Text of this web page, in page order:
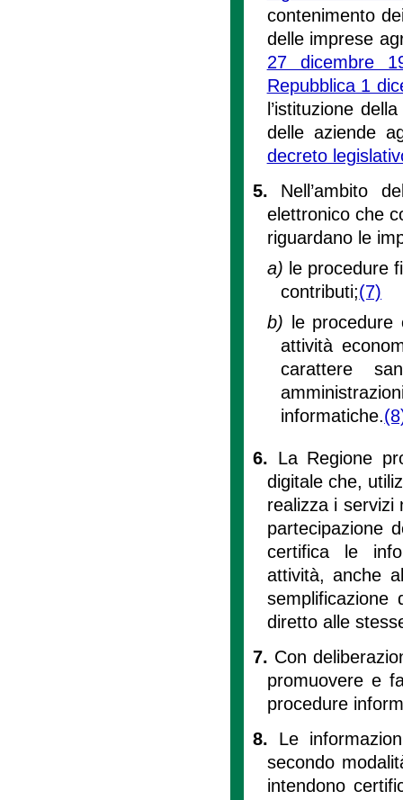
contenimento
delle imprese
27 dicembre
Repubblica 1
l’istituzione
delle aziende
decreto
5. Nell’ambito
elettronico che
riguardano le
a) le procedure
contributi;(7)
b)
le
attività
carattere
informatiche.
6. La Regione
digitale che,
realizza i servizi
partecipazione
certifica le
attività, anche
semplificazione
diretto alle
7. Con
promuovere e
procedure
8. Le
secondo
intendono